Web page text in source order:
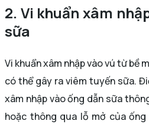
2. Vi khuẩn xâm
sữa
Vi khuẩn xâm nhập vào vú từ bề
có thể gây ra viêm tuyến sữa.
xâm nhập vào ống dẫn sữa
hoặc thông qua lỗ mở của